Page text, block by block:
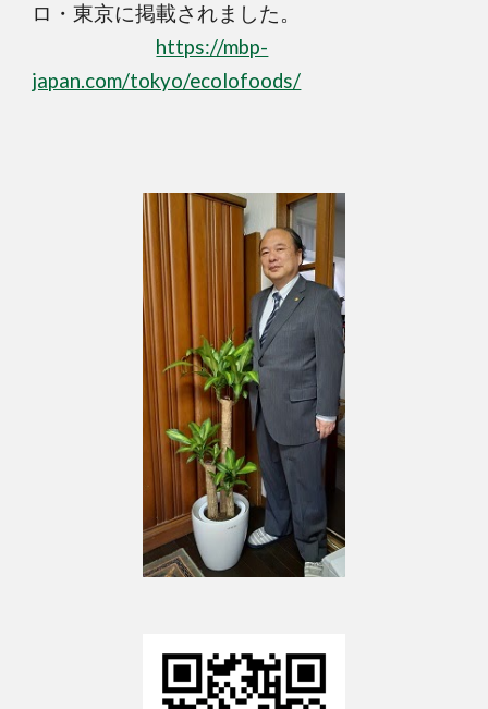
ロ・東京に掲載されました。
https://mbp-
japan.com/tokyo/ecolofoods/